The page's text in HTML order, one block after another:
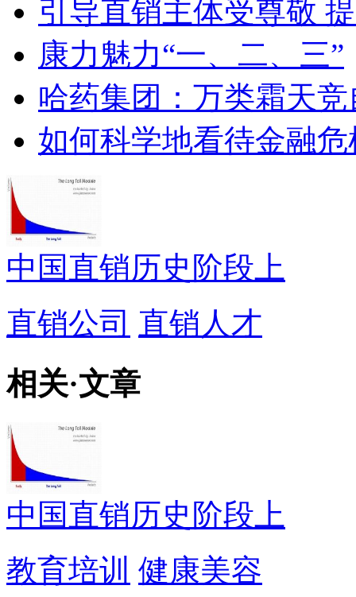
引导直销主体受尊敬
康力魅力“一、二、三”
哈药集团：万类霜天竞
如何科学地看待金融
中国直销历史阶段上
直销公司 直销人才
相关·文章
中国直销历史阶段上
教育培训 健康美容